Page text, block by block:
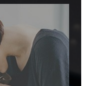
el
que utilizas